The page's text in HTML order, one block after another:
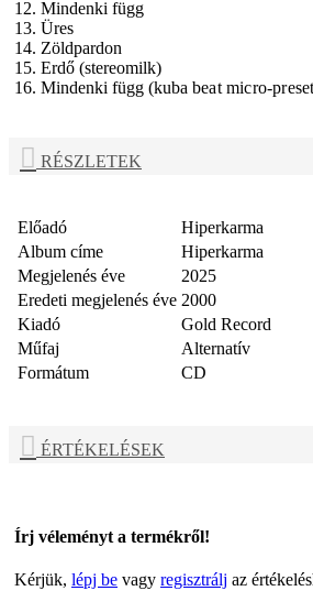
12. Mindenki függ
13. Üres
14. Zöldpardon
15. Erdő (stereomilk)
16. Mindenki függ (kuba beat micro-
RÉSZLETEK
Előadó
Hiperkarma
Album címe
Hiperkarma
Megjelenés éve
2025
Eredeti megjelenés éve 2000
Kiadó
Gold Record
Műfaj
Alternatív
Formátum
CD
ÉRTÉKELÉSEK
Írj véleményt a termékről!
Kérjük, lépj be vagy regisztrálj az